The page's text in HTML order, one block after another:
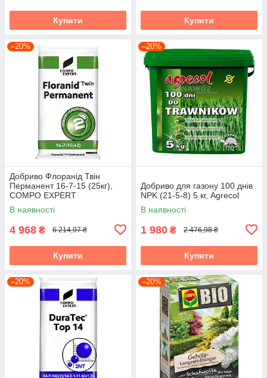
Купити Купити
–20%
Добриво Флоранід Твін
Перманент 16-7-15 (25кг),
COMPO EXPERT
В наявності
4 968 ₴ 6 214,97 ₴
Купити
–20%
Добриво для газону 100 днів
NPK (21-5-8) 5 кг, Agrecol
В наявності
1 980 ₴ 2 476,98 ₴
Купити
–20% –20%